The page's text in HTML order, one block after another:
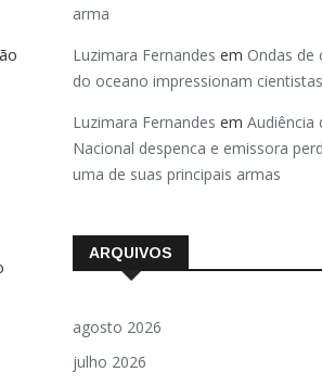
arma
Luzimara Fernandes em Ondas de
do oceano impressionam cientistas
Luzimara Fernandes em Audiência
Nacional despenca e emissora
uma de suas principais armas
ARQUIVOS
agosto 2026
julho 2026